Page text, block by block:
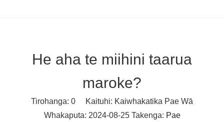
He aha te miihini taarua
maroke?
Tirohanga: 0 Kaituhi: Kaiwhakatika Pae Wā
Whakaputa: 2024-08-25 Takenga: Pae